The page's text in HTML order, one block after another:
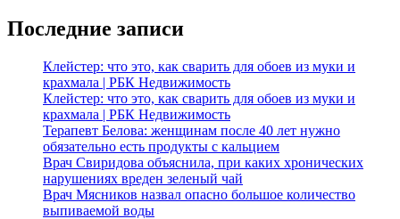
Последние записи
Клейстер: что это, как сварить для обоев из муки и
крахмала | РБК Недвижимость
Клейстер: что это, как сварить для обоев из муки и
крахмала | РБК Недвижимость
Терапевт Белова: женщинам после 40 лет нужно
обязательно есть продукты с кальцием
Врач Свиридова объяснила, при каких хронических
нарушениях вреден зеленый чай
Врач Мясников назвал опасно большое количество
выпиваемой воды